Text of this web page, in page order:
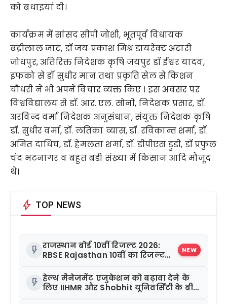
को बधाइयां दी।
कार्यक्रम में सांसद सीपी जोशी, भूतपूर्व विधायक
बद्रीलाल जाट, डॉ जय प्रकाश मिश्र डायरेक्ट अटारी
जोधपुर, अतिरिक्त निदेशक कृषि जयपुर डॉ ईश्वर यादव,
इफको से डॉ सुधीर मान तथा प्रकृति सेल से किशन
चौधरी ने भी अपने विचार व्यक्त किए । इस अवसर पर
विश्वविद्यालय से डॉ. आर. एल. सोनी, निदेशक प्रसार, डॉ.
अरविन्द वर्मा निदेशक अनुसंधान, संयुक्त निदेशक कृषि
डॉ. सुधीर वर्मा, डॉ. लतिका व्यास, डॉ. रविकान्त शर्मा, डॉ.
अमित दाधिच, डॉ. हेमलता शर्मा, डॉ. डीपीएस डुडी, डॉ प्रफुल
चंद भटनागर व बहुत बडी संख्या में किसान आदि मौजूद
थे।
bolt TOP NEWS
flash_on राजस्थान बोर्ड 10वीं रिजल्ट 2026:
RBSE Rajasthan 10वीं का रिजल्ट
NEW
flash_on हेल्थ मैनेजमेंट एजुकेशन को बढ़ावा देने के
लिए IIHMR और Shobhit यूनिवर्सिटी के बीच